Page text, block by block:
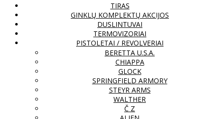
TIRAS
GINKLŲ KOMPLEKTŲ AKCIJOS
DUSLINTUVAI
TERMOVIZORIAI
PISTOLETAI / REVOLVERIAI
BERETTA U.S.A.
CHIAPPA
GLOCK
SPRINGFIELD ARMORY
STEYR ARMS
WALTHER
Č Z